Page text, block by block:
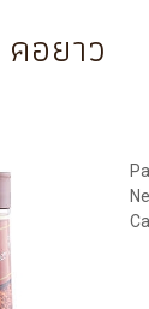
อยาว